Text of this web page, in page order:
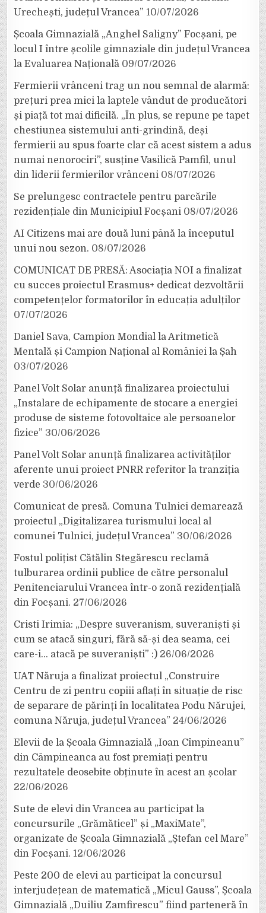
Urechești, județul Vrancea” 10/07/2026
Școala Gimnazială „Anghel Saligny” Focșani, pe
locul I între școlile gimnaziale din județul Vrancea
la Evaluarea Națională 09/07/2026
Fermierii vrânceni trag un nou semnal de alarmă:
prețuri prea mici la laptele vândut de producători
și piață tot mai dificilă. „În plus, se repune pe tapet
chestiunea sistemului anti-grindină, deși
fermierii au spus foarte clar că acest sistem a adus
numai nenorociri”, susține Vasilică Pamfil, unul
din liderii fermierilor vrânceni 08/07/2026
Se prelungesc contractele pentru parcările
rezidențiale din Municipiul Focșani 08/07/2026
AI Citizens mai are două luni până la începutul
unui nou sezon. 08/07/2026
COMUNICAT DE PRESĂ: Asociația NOI a finalizat
cu succes proiectul Erasmus+ dedicat dezvoltării
competențelor formatorilor în educația adulților
07/07/2026
Daniel Sava, Campion Mondial la Aritmetică
Mentală și Campion Național al României la Șah
03/07/2026
Panel Volt Solar anunță finalizarea proiectului
„Instalare de echipamente de stocare a energiei
produse de sisteme fotovoltaice ale persoanelor
fizice” 30/06/2026
Panel Volt Solar anunță finalizarea activităților
aferente unui proiect PNRR referitor la tranziția
verde 30/06/2026
Comunicat de presă. Comuna Tulnici demarează
proiectul „Digitalizarea turismului local al
comunei Tulnici, județul Vrancea” 30/06/2026
Fostul polițist Cătălin Stegărescu reclamă
tulburarea ordinii publice de către personalul
Penitenciarului Vrancea într-o zonă rezidențială
din Focșani. 27/06/2026
Cristi Irimia: „Despre suveranism, suveraniști și
cum se atacă singuri, fără să-și dea seama, cei
care-i… atacă pe suveraniști” :) 26/06/2026
UAT Năruja a finalizat proiectul „Construire
Centru de zi pentru copiii aflați în situație de risc
de separare de părinți în localitatea Podu Nărujei,
comuna Năruja, județul Vrancea” 24/06/2026
Elevii de la Școala Gimnazială „Ioan Cîmpineanu”
din Câmpineanca au fost premiați pentru
rezultatele deosebite obținute în acest an școlar
22/06/2026
Sute de elevi din Vrancea au participat la
concursurile „Grămăticel” și „MaxiMate”,
organizate de Școala Gimnazială „Ștefan cel Mare”
din Focșani. 12/06/2026
Peste 200 de elevi au participat la concursul
interjudețean de matematică „Micul Gauss”, Școala
Gimnazială „Duiliu Zamfirescu” fiind parteneră în